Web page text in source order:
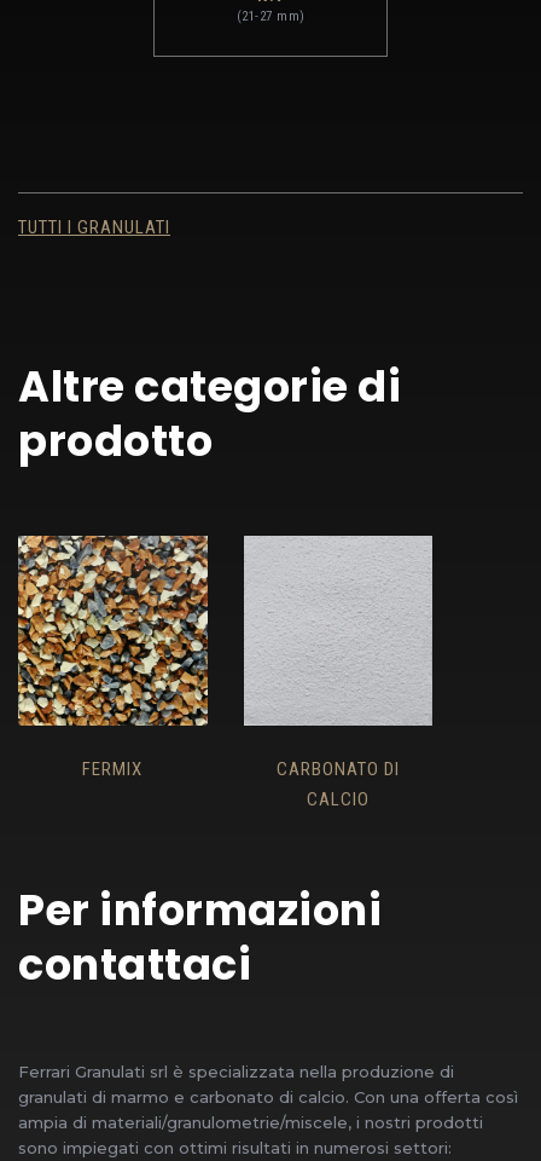
(21-27 mm)
TUTTI I GRANULATI
Altre categorie di
prodotto
FERMIX
CARBONATO DI
CALCIO
Per informazioni
contattaci
Ferrari Granulati srl è specializzata nella produzione di
granulati di marmo e carbonato di calcio. Con una offerta così
ampia di materiali/granulometrie/miscele, i nostri prodotti
sono impiegati con ottimi risultati in numerosi settori: